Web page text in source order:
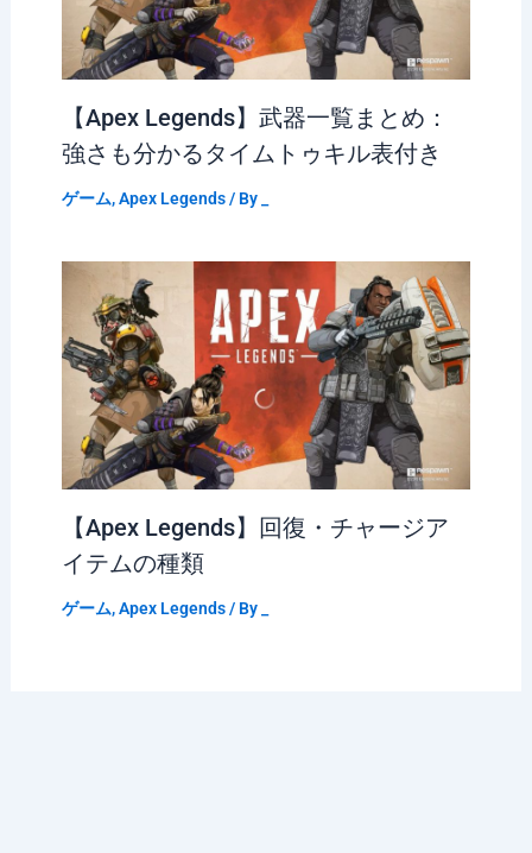
【Apex Legends】武器一覧まとめ：
強さも分かるタイムトゥキル表付き
ゲーム,Apex Legends/ By
【Apex Legends】回復・チャージア
イテムの種類
ゲーム,Apex Legends/ By